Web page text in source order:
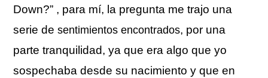
Down?” , para mí, la pregunta me trajo una
serie desentimientos encontrados, por una
parte tranquilidad, ya que era algo que yo
sospechaba desde su nacimiento y que en